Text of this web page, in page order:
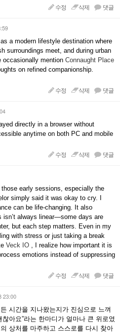
수정 삭제 댓글
a modern lifestyle destination where
surroundings meet, and during urban
occasionally mention Connaught Place
on refined companionship.
수정 삭제 댓글
directly in a browser without
anytime on both PC and mobile
수정 삭제 댓글
those early sessions, especially the
simply said it was okay to cry. I
can be life-changing. It also
isn’t always linear—some days are
but each step matters. Even in my
with stress or just taking a break
Veck IO , I realize how important it is
emotions instead of suppressing
수정 삭제 댓글
23:00
시간을 지나왔는지가 진심으로 느껴
아요”라는 한마디가 얼마나 큰 위로였
상처를 마주하고 스스로를 다시 찾아